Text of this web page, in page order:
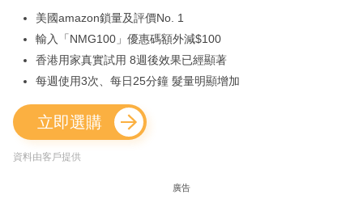
美國amazon鎖量及評價No. 1
輸入「NMG100」優惠碼額外減$100
香港用家真實試用 8週後效果已經顯著
每週使用3次、每日25分鐘 髮量明顯增加
立即選購
資料由客戶提供
廣告